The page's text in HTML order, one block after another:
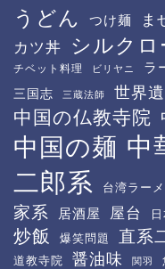
うどん つけ麺 ま
カツ丼 シルクロ
チベット料理 ビリヤニ ラ
三国志 三蔵法師 世界
中国の仏教寺院
中国の麺 中
二郎系 台湾ラー
家系 居酒屋 屋台
炒飯 爆笑問題 直系
道教寺院 醤油味 関羽